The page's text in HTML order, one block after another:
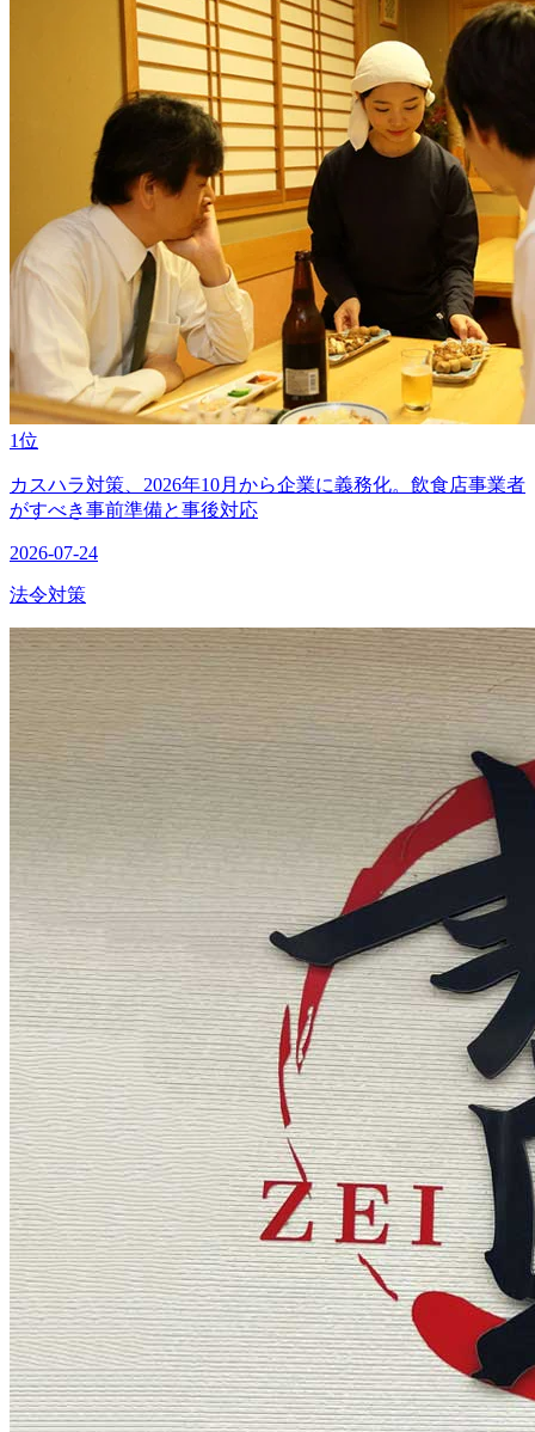
1位
カスハラ対策、2026年10月から企業に義務化。飲食店事業者
がすべき事前準備と事後対応
2026-07-24
法令対策